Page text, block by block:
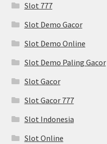
Slot 777
Slot Demo Gacor
Slot Demo Online
Slot Demo Paling Gacor
Slot Gacor
Slot Gacor 777
Slot Indonesia
Slot Online